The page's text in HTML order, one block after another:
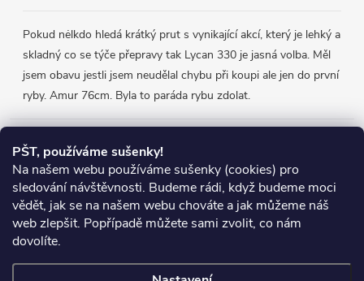
PŠT, používáme sušenky!
Na našem webu používáme sušenky (cookies) pro
sledování návštěvnosti. Budeme rádi, když budeme moci
vědět, jak se na našem webu chováte a jak můžeme náš
web zlepšit. Popřípadě můžete sami zvolit, co nám
dovolíte.
Pokud nėlkdo hledá krátký prut s vynikající akcí, který je lehký a
skladný co se týče přepravy tak Lycan 330 je jasná volba. Měl
jsem obavu jestli jsem neudělal chybu při koupi ale jen do první
ryby. Amur 76cm. Byla to paráda rybu zdolat.
Přijímáme online platby
Heureka.cz Obchodní podmínky
Reklamace